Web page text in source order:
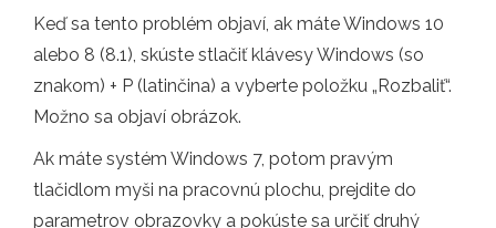
Keď sa tento problém objaví, ak máte Windows 10
alebo 8 (8.1), skúste stlačiť klávesy Windows (so
znakom) + P (latinčina) a vyberte položku „Rozbaliť“.
Možno sa objaví obrázok.
Ak máte systém Windows 7, potom pravým
tlačidlom myši na pracovnú plochu, prejdite do
parametrov obrazovky a pokúste sa určiť druhý